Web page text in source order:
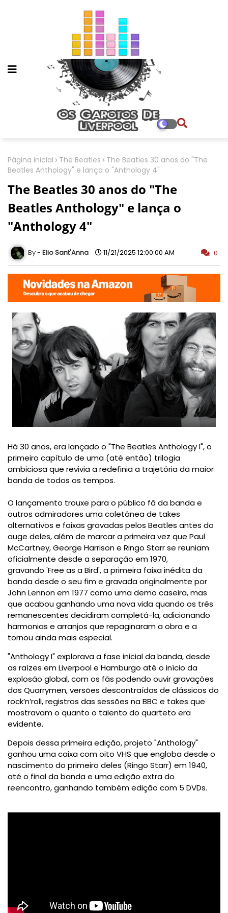
Página inicial The Beatles
The Beatles 30 anos do "The
Beatles Anthology" e lança o "Anthology 4"
The Beatles 30 anos do "The
Beatles Anthology" e lança o
"Anthology 4"
Elio Sant'Anna 11/21/2025 12:00:00 AM 0
Há 30 anos, era lançado o "The Beatles Anthology I", o
primeiro capítulo de uma (até então) trilogia
ambiciosa que revivia a redefinia a trajetória da maior
banda de todos os tempos.
O lançamento trouxe para o público fã da banda e
outros admiradores uma coletânea de takes
alternativos e faixas gravadas pelos Beatles antes do
auge deles, além de marcar a primeira vez que Paul
McCartney, George Harrison e Ringo Starr se reuniam
oficialmente desde a separação em 1970,
gravando 'Free as a Bird', a primeira faixa inédita da
banda desde o seu fim e gravada originalmente por
John Lennon em 1977 como uma demo caseira, mas
que acabou ganhando uma nova vida quando os três
remanescentes decidiram completá-la, adicionando
harmonias e arranjos que repaginaram a obra e a
tornou ainda mais especial.
"Anthology I" explorava a fase inicial da banda, desde
as raízes em Liverpool e Hamburgo até o início da
explosão global, com os fãs podendo ouvir gravações
dos Quarrymen, versões descontraídas de clássicos do
rock’n’roll, registros das sessões na BBC e takes que
mostravam o quanto o talento do quarteto era
evidente.
Depois dessa primeira edição, projeto "Anthology"
ganhou uma caixa com oito VHS que engloba desde o
nascimento do primeiro deles (Ringo Starr) em 1940,
até o final da banda e uma edição extra do
reencontro, ganhando também edição com 5 DVDs.